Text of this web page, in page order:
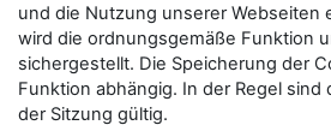
und die Nutzung unserer Webseiten
wird die ordnungsgemäße Funktion
sichergestellt. Die Speicherung der
Funktion abhängig. In der Regel sind
der Sitzung gültig.